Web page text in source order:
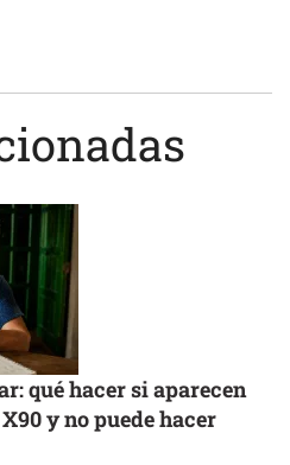
qué hacer si aparecen
y no puede hacer